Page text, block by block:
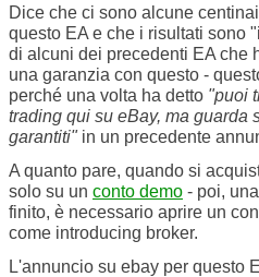
Dice che ci sono alcune
questo EA e che i risultati sono
di alcuni dei precedenti EA che
una garanzia con questo -
perché una volta ha detto "puoi
trading qui su eBay, ma guarda
garantiti"in un precedente
A quanto pare, quando si
solo su un conto demo - poi,
finito, è necessario aprire un
come introducing broker.
L'annuncio su ebay per questo